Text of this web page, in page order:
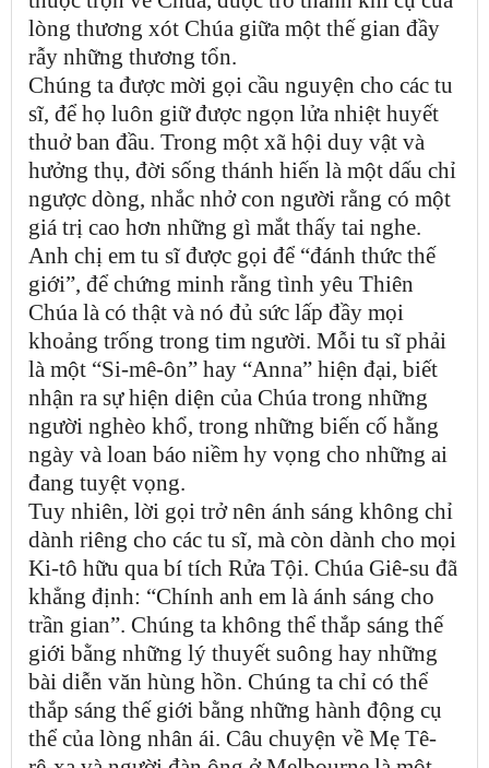
lòng thương xót Chúa giữa một thế gian đầy
rẫy những thương tổn.
Chúng ta được mời gọi cầu nguyện cho các tu
sĩ, để họ luôn giữ được ngọn lửa nhiệt huyết
thuở ban đầu. Trong một xã hội duy vật và
hưởng thụ, đời sống thánh hiến là một dấu chỉ
ngược dòng, nhắc nhở con người rằng có một
giá trị cao hơn những gì mắt thấy tai nghe.
Anh chị em tu sĩ được gọi để “đánh thức thế
giới”, để chứng minh rằng tình yêu Thiên
Chúa là có thật và nó đủ sức lấp đầy mọi
khoảng trống trong tim người. Mỗi tu sĩ phải
là một “Si-mê-ôn” hay “Anna” hiện đại, biết
nhận ra sự hiện diện của Chúa trong những
người nghèo khổ, trong những biến cố hằng
ngày và loan báo niềm hy vọng cho những ai
đang tuyệt vọng.
Tuy nhiên, lời gọi trở nên ánh sáng không chỉ
dành riêng cho các tu sĩ, mà còn dành cho mọi
Ki-tô hữu qua bí tích Rửa Tội. Chúa Giê-su đã
khẳng định: “Chính anh em là ánh sáng cho
trần gian”. Chúng ta không thể thắp sáng thế
giới bằng những lý thuyết suông hay những
bài diễn văn hùng hồn. Chúng ta chỉ có thể
thắp sáng thế giới bằng những hành động cụ
thể của lòng nhân ái. Câu chuyện về Mẹ Tê-